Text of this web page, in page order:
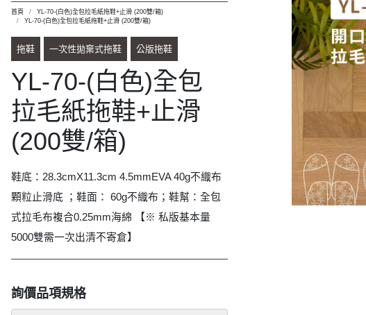
首頁
YL-70-(白色)全包拉毛紙拖鞋+止滑 (200雙/箱)
YL-70-(白色)全包拉毛紙拖鞋+止滑 (200雙/箱)
拖鞋 一次性拋棄式拖鞋 公版拖鞋
YL-70-(白色)全包
拉毛紙拖鞋+止滑
(200雙/箱)
鞋底：28.3cmX11.3cm 4.5mmEVA 40g不織布
顆粒止滑底 ；鞋面： 60g不織布；鞋幫：全包
式拉毛布複合0.25mm海綿 【※ 私版基本量
5000雙需一次出清不寄倉】
詢價品項規格